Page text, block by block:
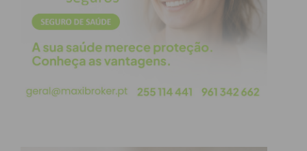
na Assembleia da República pelo Círculo Eleitoral
do Porto do Chega. O partido conquistou nove
mandatos pelo Porto.